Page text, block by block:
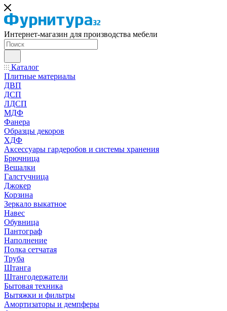
Интернет-магазин для производства мебели
Каталог
Плитные материалы
ДВП
ДСП
ЛДСП
МДФ
Фанера
Образцы декоров
ХДФ
Аксессуары гардеробов и системы хранения
Брючница
Вешалки
Галстучница
Джокер
Корзина
Зеркало выкатное
Навес
Обувница
Пантограф
Наполнение
Полка сетчатая
Труба
Штанга
Штангодержатели
Бытовая техника
Вытяжки и фильтры
Амортизаторы и демпферы